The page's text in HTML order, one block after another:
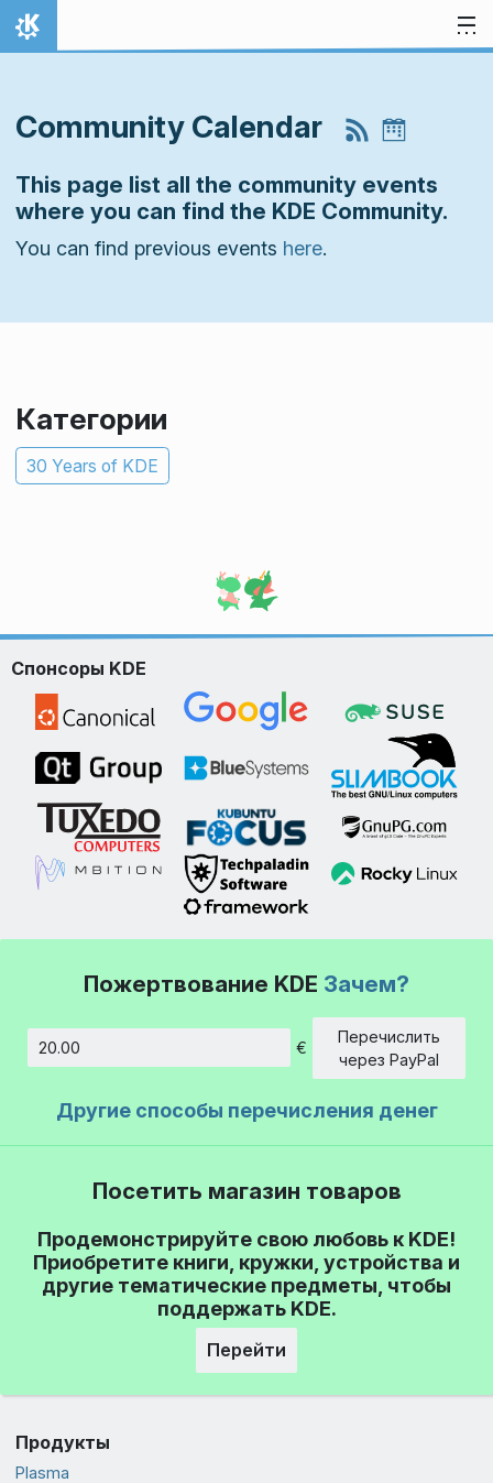
Перейти к содержимому
На главную
Community Calendar
This page list all the community events
where you can find the KDE Community.
You can find previous events here.
Категории
30 Years of KDE
Спонсоры KDE
Пожертвование KDE Зачем?
€
Перечислить
через PayPal
Другие способы перечисления денег
Посетить магазин товаров
Продемонстрируйте свою любовь к KDE!
Приобретите книги, кружки, устройства и
другие тематические предметы, чтобы
поддержать KDE.
Перейти
Продукты
Plasma